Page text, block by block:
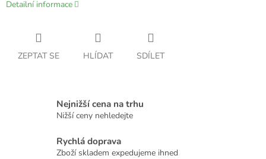
Detailní informace
ZEPTAT SE HLÍDAT SDÍLET
Nejnižší cena na trhu
Nižší ceny nehledejte
Rychlá doprava
Zboží skladem expedujeme ihned